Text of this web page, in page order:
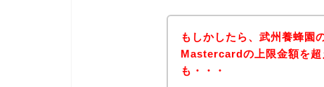
もしかしたら、武州養蜂園
Mastercardの上限金額を超
も・・・